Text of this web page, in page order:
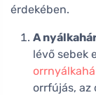
érdekében.
A
lévő sebek
orrfújás, az